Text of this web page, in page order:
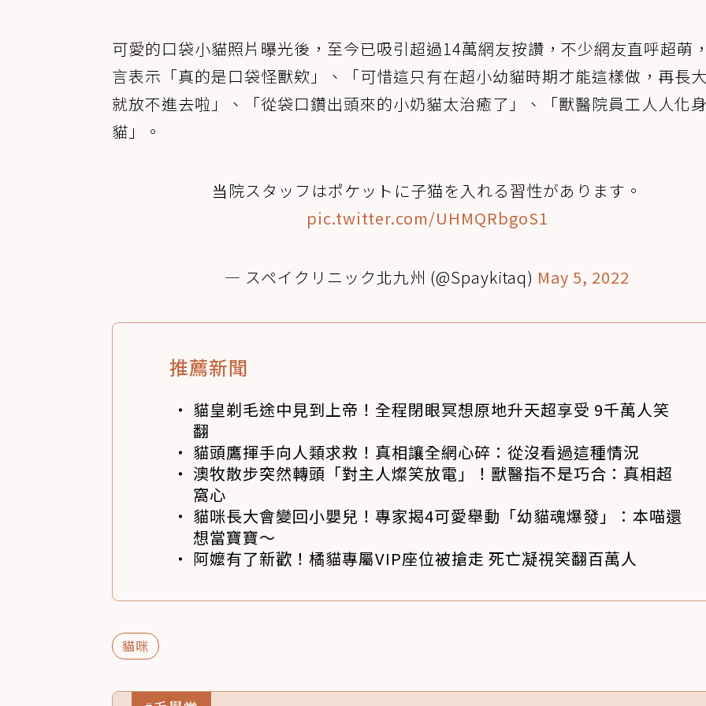
可愛的口袋小貓照片曝光後，至今已吸引超過14萬網友按讚，不少網友直呼超萌
言表示「真的是口袋怪獸欸」、「可惜這只有在超小幼貓時期才能這樣做，再長
就放不進去啦」、「從袋口鑽出頭來的小奶貓太治癒了」、「獸醫院員工人人化
貓」。
当院スタッフはポケットに子猫を入れる習性があります。
pic.twitter.com/UHMQRbgoS1
— スペイクリニック北九州 (@Spaykitaq) May 5, 2022
推薦新聞
貓皇剃毛途中見到上帝！全程閉眼冥想原地升天超享受 9千萬人笑
翻
貓頭鷹揮手向人類求救！真相讓全網心碎：從沒看過這種情況
澳牧散步突然轉頭「對主人燦笑放電」！獸醫指不是巧合：真相超
窩心
貓咪長大會變回小嬰兒！專家揭4可愛舉動「幼貓魂爆發」：本喵還
想當寶寶～
阿嬤有了新歡！橘貓專屬VIP座位被搶走 死亡凝視笑翻百萬人
貓咪